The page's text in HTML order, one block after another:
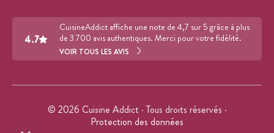
4.7
CuisineAddict affiche une note de 4,7 sur 5 grâce à plus
de 3 700 avis authentiques. Merci pour votre fidélité.
VOIR TOUS LES AVIS
© 2026 Cuisine Addict · Tous droits réservés ·
Protection des données